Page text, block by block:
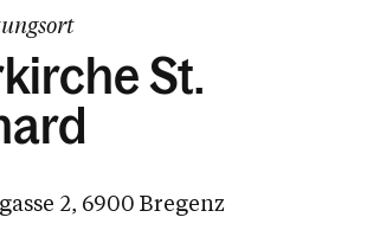
St.
2, 6900 Bregenz